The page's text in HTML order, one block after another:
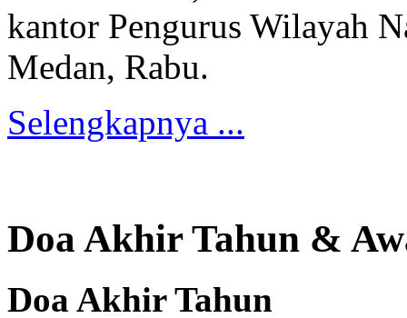
kantor Pengurus Wilayah
Medan, Rabu.
Selengkapnya ...
Doa Akhir Tahun &
Doa Akhir Tahun